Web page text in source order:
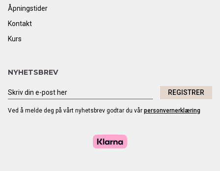
Åpningstider
Kontakt
Kurs
NYHETSBREV
REGISTRER
Ved å melde deg på vårt nyhetsbrev godtar du vår personvernerklæring